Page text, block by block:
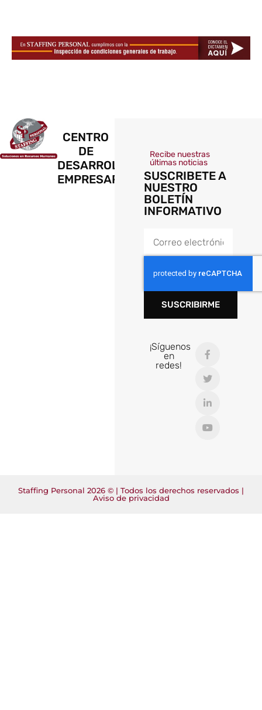
CENTRO
DE
DESARROLLO
EMPRESARIAL
Recibe nuestras
últimas noticias
SUSCRIBETE A
NUESTRO
BOLETÍN
INFORMATIVO
SUSCRIBIRME
¡Síguenos
en
redes!
Staffing Personal 2026 © | Todos los derechos reservados |
Aviso de privacidad